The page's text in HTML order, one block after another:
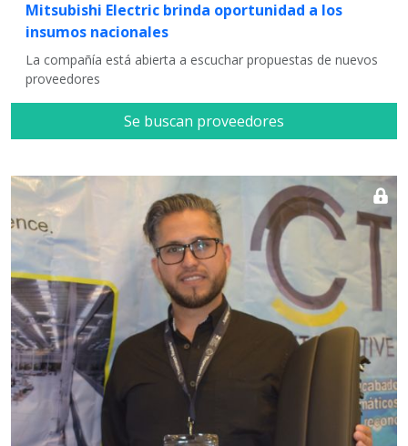
Mitsubishi Electric brinda oportunidad a los
insumos nacionales
La compañía está abierta a escuchar propuestas de nuevos
proveedores
Se buscan proveedores